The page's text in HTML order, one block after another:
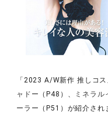
「2023 A/W新作 推しコ
ャドー （P48）、
ミネラル
ーラー （P51）が紹介され